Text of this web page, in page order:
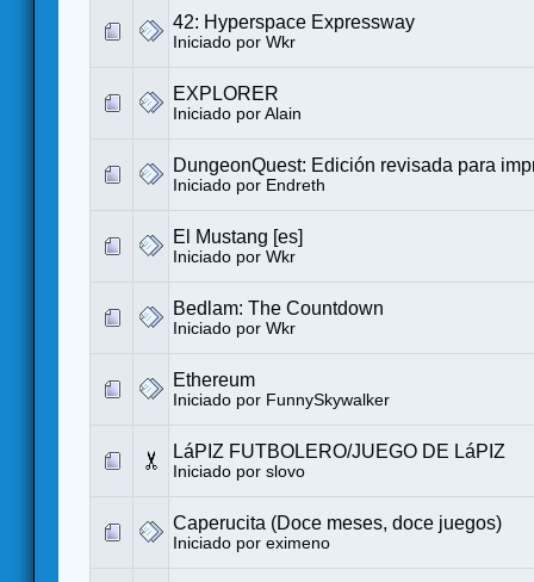
42: Hyperspace Expressway
Iniciado por Wkr
EXPLORER
Iniciado por Alain
DungeonQuest: Edición revisada para
Iniciado por Endreth
El Mustang [es]
Iniciado por Wkr
Bedlam: The Countdown
Iniciado por Wkr
Ethereum
Iniciado por FunnySkywalker
LáPIZ FUTBOLERO/JUEGO DE LáPIZ
Iniciado por slovo
Caperucita (Doce meses, doce juegos)
Iniciado por eximeno